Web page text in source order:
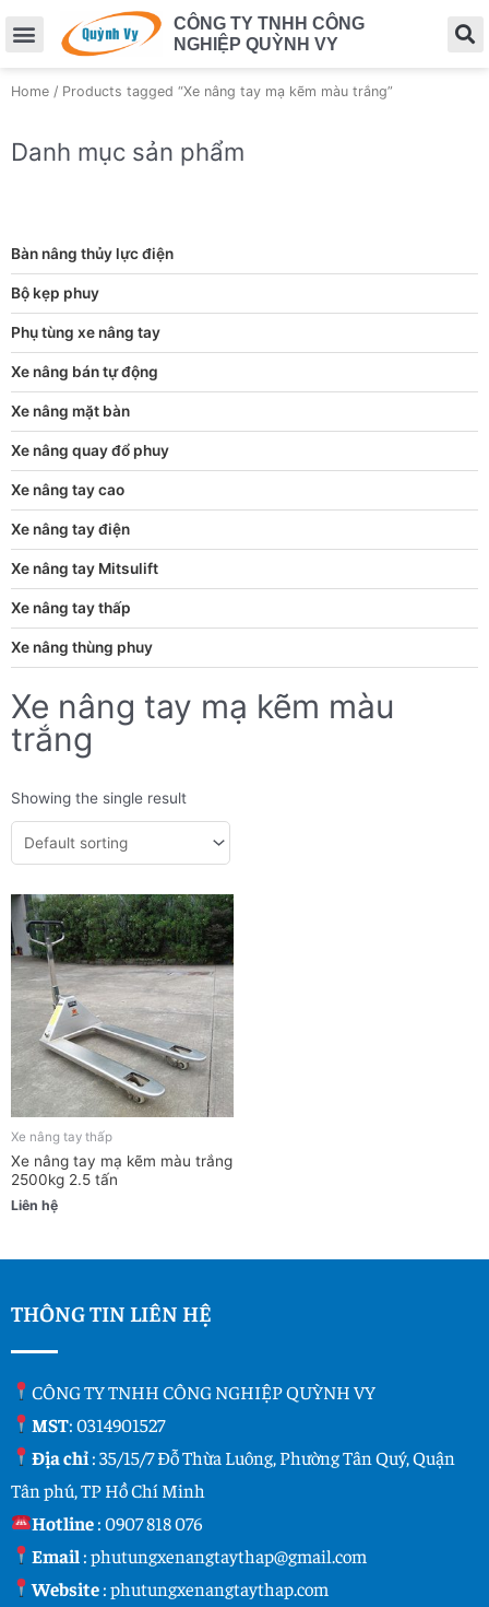
CÔNG TY TNHH CÔNG
NGHIỆP QUỲNH VY
Home / Products tagged “Xe nâng tay mạ kẽm màu trắng”
Danh mục sản phẩm
Bàn nâng thủy lực điện
Bộ kẹp phuy
Phụ tùng xe nâng tay
Xe nâng bán tự động
Xe nâng mặt bàn
Xe nâng quay đổ phuy
Xe nâng tay cao
Xe nâng tay điện
Xe nâng tay Mitsulift
Xe nâng tay thấp
Xe nâng thùng phuy
Xe nâng tay mạ kẽm màu
trắng
Showing the single result
Xe nâng tay thấp
Xe nâng tay mạ kẽm màu trắng
2500kg 2.5 tấn
Liên hệ
THÔNG TIN LIÊN HỆ
CÔNG TY TNHH CÔNG NGHIỆP QUỲNH VY
MST: 0314901527
Địa chỉ: 35/15/7 Đỗ Thừa Luông, Phường Tân Quý, Quận
Tân phú, TP Hồ Chí Minh
Hotline:0907 818 076
Email :phutungxenangtaythap@gmail.com
Website:phutungxenangtaythap.com